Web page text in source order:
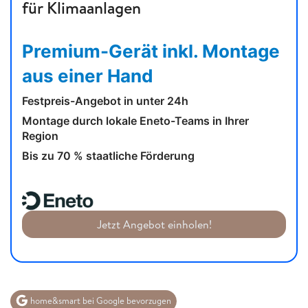
für Klimaanlagen
Premium-Gerät inkl. Montage
aus einer Hand
Festpreis-Angebot in unter 24h
Montage durch lokale Eneto-Teams in Ihrer
Region
Bis zu 70 % staatliche Förderung
Jetzt Angebot einholen!
home&smart bei Google bevorzugen